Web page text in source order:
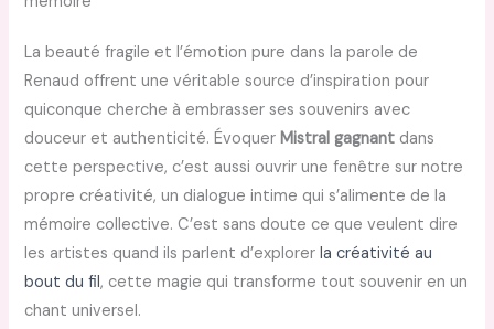
La beauté fragile et l’émotion pure dans la parole de
Renaud offrent une véritable source d’inspiration pour
quiconque cherche à embrasser ses souvenirs avec
douceur et authenticité. Évoquer Mistral gagnant dans
cette perspective, c’est aussi ouvrir une fenêtre sur notre
propre créativité, un dialogue intime qui s’alimente de la
mémoire collective. C’est sans doute ce que veulent dire
les artistes quand ils parlent d’explorerla créativité au
bout du fil, cette magie qui transforme tout souvenir en un
chant universel.